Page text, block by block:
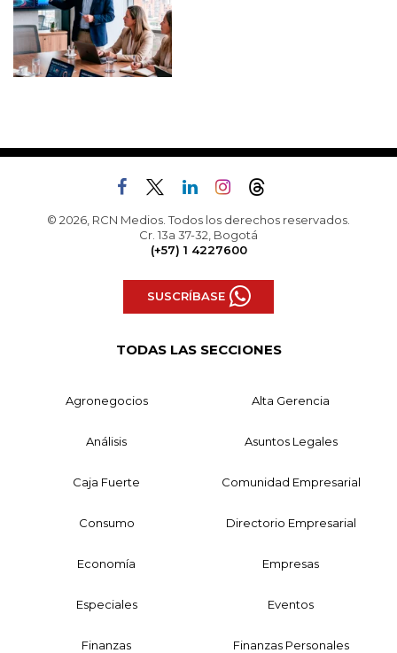
© 2026, RCN Medios. Todos los derechos reservados.
Cr. 13a 37-32, Bogotá
(+57) 1 4227600
SUSCRÍBASE
TODAS LAS SECCIONES
Agronegocios Alta Gerencia
Análisis Asuntos Legales
Caja Fuerte Comunidad Empresarial
Consumo Directorio Empresarial
Economía Empresas
Especiales Eventos
Finanzas Finanzas Personales